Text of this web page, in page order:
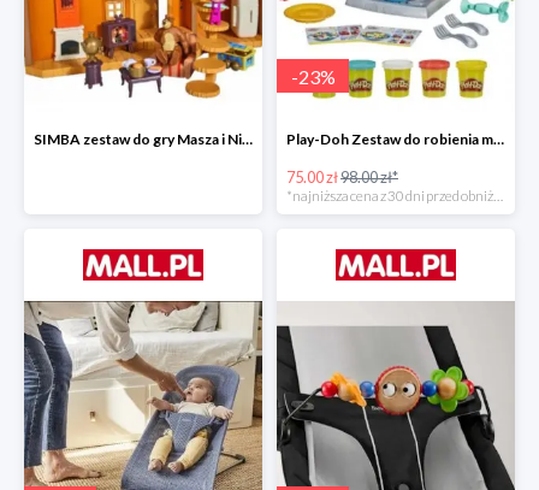
SIMBA zestaw do gry Masza i Niedźwiedź - Duży dom Maszy -15%
-23%
Play-Doh Zestaw do robienia makaronów -23%
75.00 zł98.00 zł*